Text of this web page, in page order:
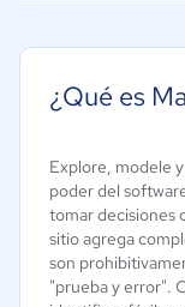
¿Qué es
Explore, modele
poder del
tomar decisiones
sitio agrega
son
"prueba y error".